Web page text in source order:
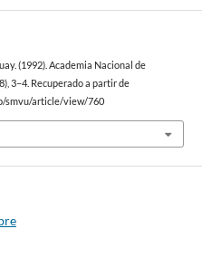
(1992). Academia Nacional de
3–4. Recuperado a partir de
smvu/article/view/760